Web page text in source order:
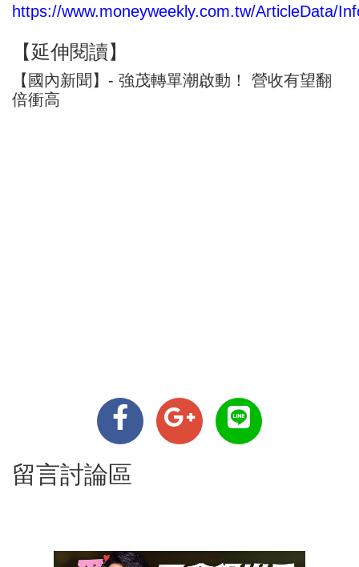
https://www.moneyweekly.com.tw/ArticleData/
【延伸閱讀】
【國內新聞】- 強茂轉單潮啟動！ 營收有望翻
倍衝高
留言討論區